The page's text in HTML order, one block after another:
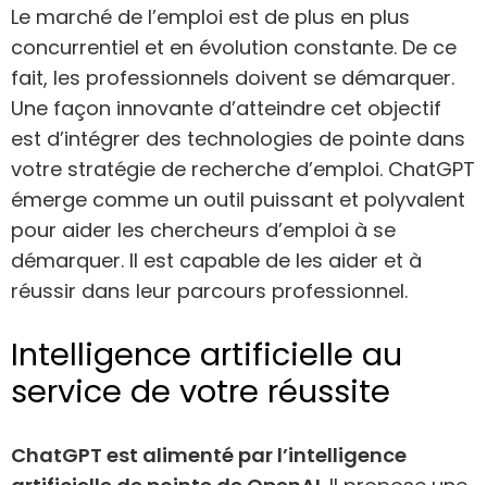
Le marché de l’emploi est de plus en plus
concurrentiel et en évolution constante. De ce
fait, les professionnels doivent se démarquer.
Une façon innovante d’atteindre cet objectif
est d’intégrer des technologies de pointe dans
votre stratégie de recherche d’emploi. ChatGPT
émerge comme un outil puissant et polyvalent
pour aider les chercheurs d’emploi à se
démarquer. Il est capable de les aider et à
réussir dans leur parcours professionnel.
Intelligence artificielle au
service de votre réussite
ChatGPT est alimenté par l’intelligence